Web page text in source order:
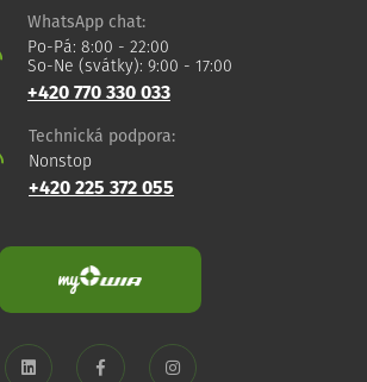
WhatsApp chat:
Po-Pá: 8:00 - 22:00
So-Ne (svátky): 9:00 - 17:00
+420 770 330 033
Technická podpora:
Nonstop
+420 225 372 055